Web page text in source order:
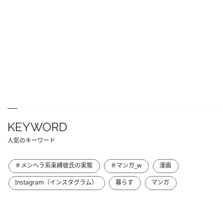
KEYWORD
人気のキーワード
＃メンヘラ系束縛彼氏の実態 ＃マンガ_w
漫画
Instagram（インスタグラム）
暮らす マンガ